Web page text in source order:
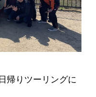
帰りツーリングに